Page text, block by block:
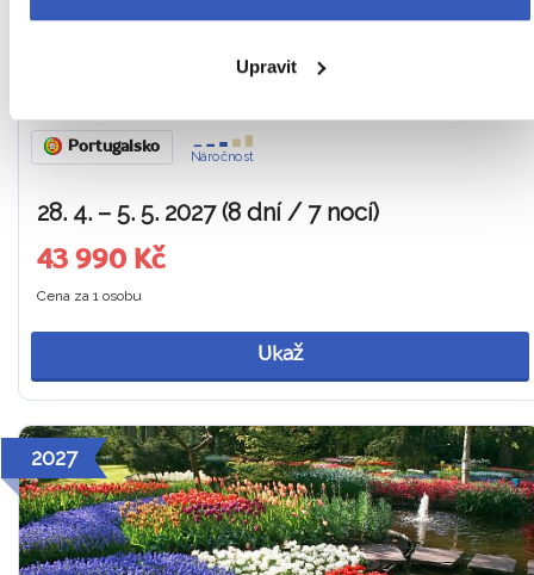
Upravit
Portugalsko
Náročnost
28. 4. – 5. 5. 2027 (8 dní / 7 nocí)
43 990 Kč
Cena za 1 osobu
Ukaž
2027